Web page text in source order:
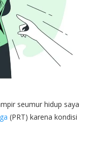
seumur hidup saya
(PRT) karena kondisi